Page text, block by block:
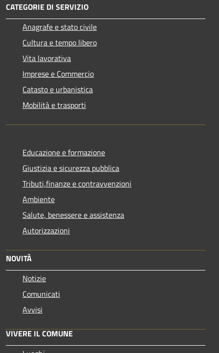
CATEGORIE DI SERVIZIO
Anagrafe e stato civile
Cultura e tempo libero
Vita lavorativa
Imprese e Commercio
Catasto e urbanistica
Mobilità e trasporti
Educazione e formazione
Giustizia e sicurezza pubblica
Tributi,finanze e contravvenzioni
Ambiente
Salute, benessere e assistenza
Autorizzazioni
NOVITÀ
Notizie
Comunicati
Avvisi
VIVERE IL COMUNE